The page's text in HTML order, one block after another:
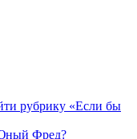
рубрику «Если бы
Фред?